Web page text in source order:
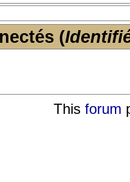
(
This forum